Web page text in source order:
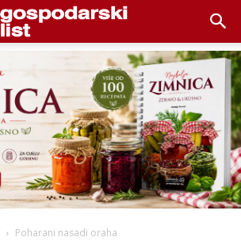
Poharani nasadi oraha